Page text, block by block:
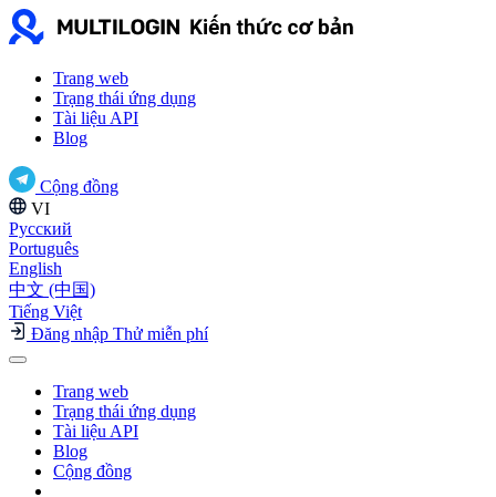
Trang web
Trạng thái ứng dụng
Tài liệu API
Blog
Cộng đồng
VI
Русский
Português
English
中文 (中国)
Tiếng Việt
Đăng nhập Thử miễn phí
Trang web
Trạng thái ứng dụng
Tài liệu API
Blog
Cộng đồng